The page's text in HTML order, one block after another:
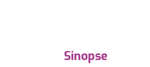
Sinopse